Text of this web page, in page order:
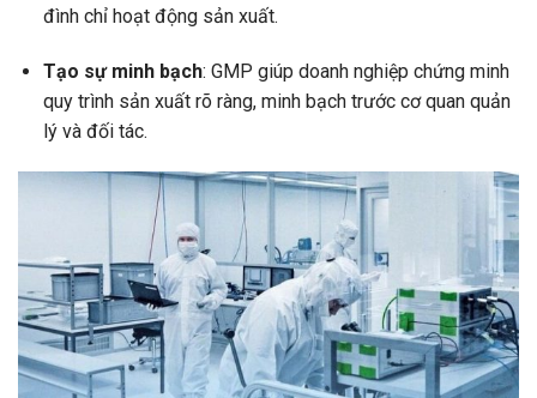
đình chỉ hoạt động sản xuất.
Tạo sự minh bạch: GMP giúp doanh nghiệp chứng minh
quy trình sản xuất rõ ràng, minh bạch trước cơ quan quản
lý và đối tác.